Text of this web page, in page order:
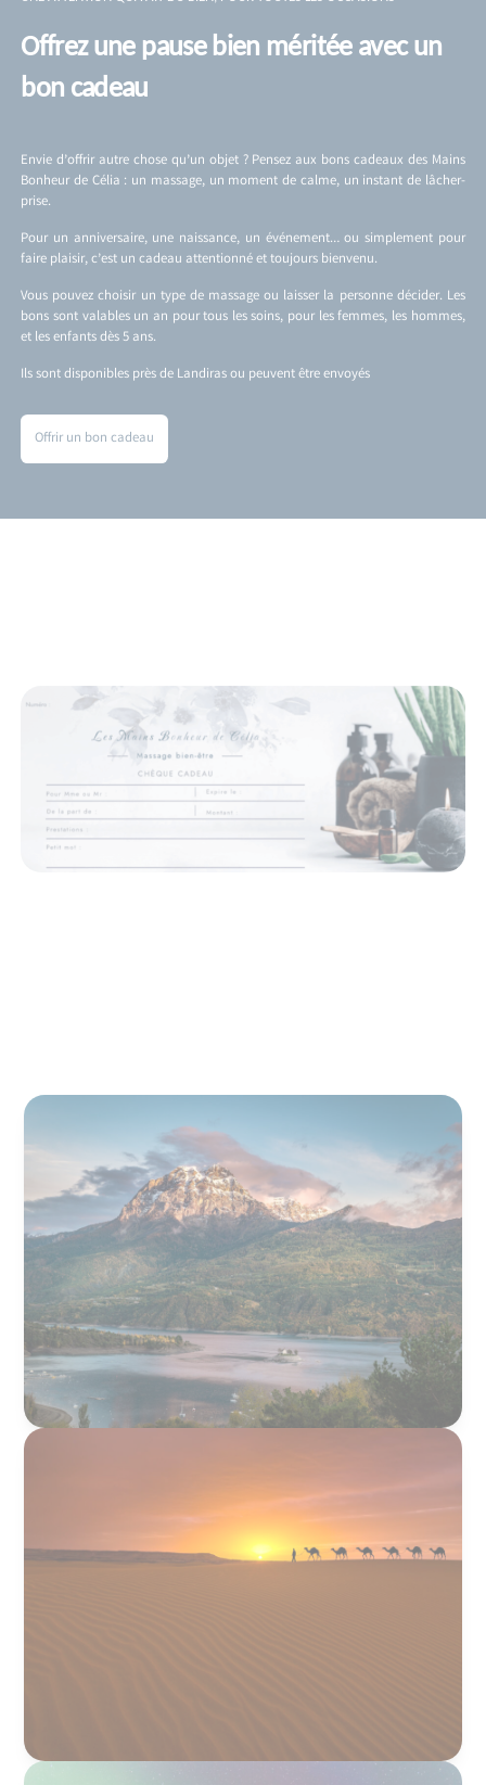
Offrez une pause bien méritée avec un
bon cadeau
Envie d’offrir autre chose qu’un objet ? Pensez aux bons cadeaux des Mains
Bonheur de Célia : un massage, un moment de calme, un instant de lâcher-
prise.
Pour un anniversaire, une naissance, un événement… ou simplement pour
faire plaisir, c’est un cadeau attentionné et toujours bienvenu.
Vous pouvez choisir un type de massage ou laisser la personne décider. Les
bons sont valables un an pour tous les soins, pour les femmes, les hommes,
et les enfants dès 5 ans.
Ils sont disponibles près de Landiras ou peuvent être envoyés
Offrir un bon cadeau